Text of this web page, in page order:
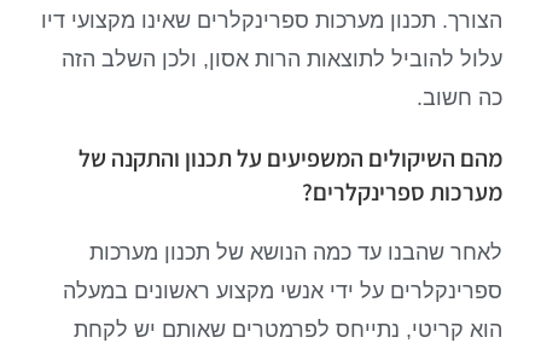
הצורך. תכנון מערכות ספרינקלרים שאינו מקצועי דיו
עלול להוביל לתוצאות הרות אסון, ולכן השלב הזה
כה חשוב.
מהם השיקולים המשפיעים על תכנון והתקנה של
מערכות ספרינקלרים?
לאחר שהבנו עד כמה הנושא של תכנון מערכות
ספרינקלרים על ידי אנשי מקצוע ראשונים במעלה
הוא קריטי, נתייחס לפרמטרים שאותם יש לקחת